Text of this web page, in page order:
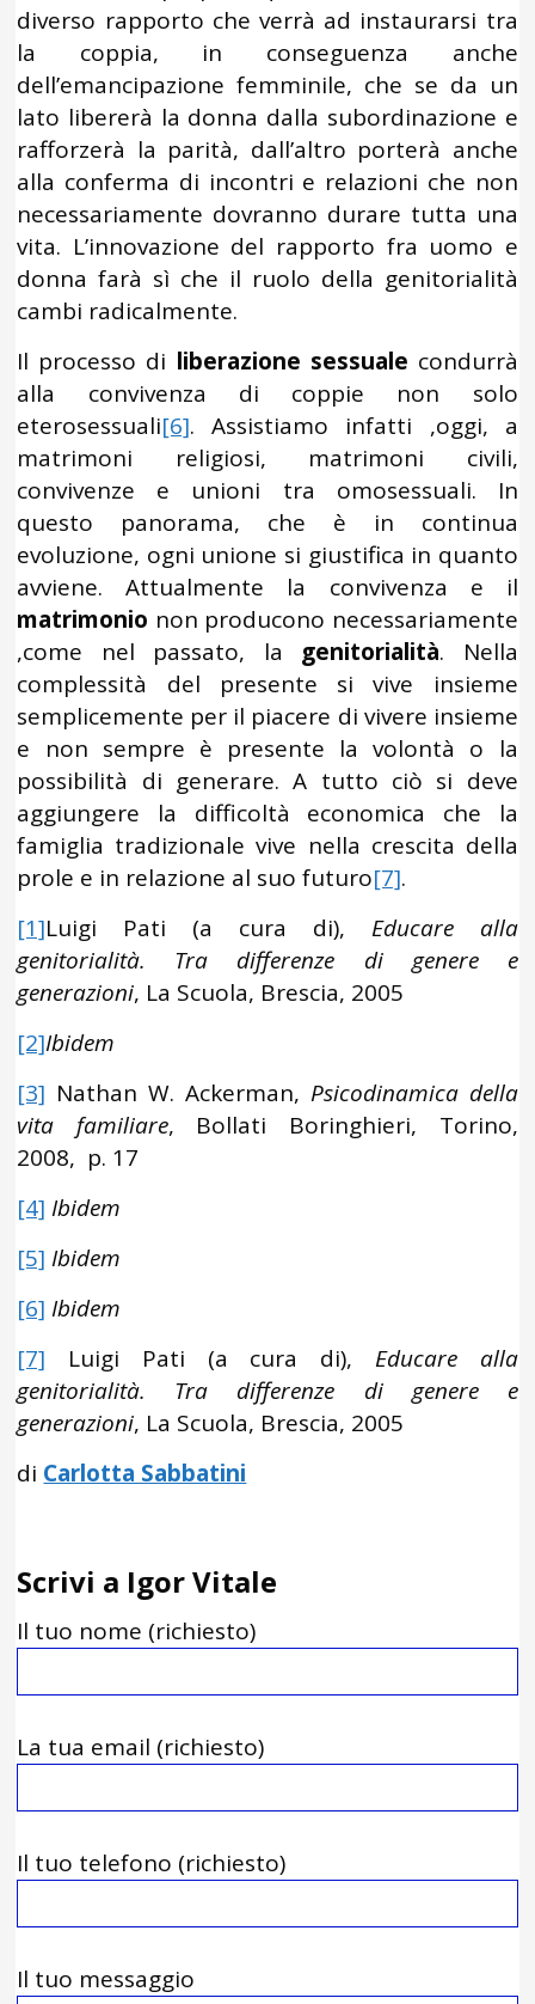
diverso rapporto che verrà ad instaurarsi tra
la coppia, in conseguenza anche
dell’emancipazione femminile, che se da un
lato libererà la donna dalla subordinazione e
rafforzerà la parità, dall’altro porterà anche
alla conferma di incontri e relazioni che non
necessariamente dovranno durare tutta una
vita. L’innovazione del rapporto fra uomo e
donna farà sì che il ruolo della genitorialità
cambi radicalmente.
Il processo di liberazione sessuale condurrà
alla convivenza di coppie non solo
eterosessuali[6]. Assistiamo infatti ,oggi, a
matrimoni religiosi, matrimoni civili,
convivenze e unioni tra omosessuali. In
questo panorama, che è in continua
evoluzione, ogni unione si giustifica in quanto
avviene. Attualmente la convivenza e il
matrimonio non producono necessariamente
,come nel passato, la genitorialità. Nella
complessità del presente si vive insieme
semplicemente per il piacere di vivere insieme
e non sempre è presente la volontà o la
possibilità di generare. A tutto ciò si deve
aggiungere la difficoltà economica che la
famiglia tradizionale vive nella crescita della
prole e in relazione al suo futuro[7].
[1]Luigi Pati (a cura di), Educare alla
genitorialità. Tra differenze di genere e
generazioni, La Scuola, Brescia, 2005
[2]Ibidem
[3] Nathan W. Ackerman, Psicodinamica della
vita familiare, Bollati Boringhieri, Torino,
2008, p. 17
[4] Ibidem
[5] Ibidem
[6] Ibidem
[7] Luigi Pati (a cura di), Educare alla
genitorialità. Tra differenze di genere e
generazioni, La Scuola, Brescia, 2005
di Carlotta Sabbatini
Scrivi a Igor Vitale
Il tuo nome (richiesto)
La tua email (richiesto)
Il tuo telefono (richiesto)
Il tuo messaggio